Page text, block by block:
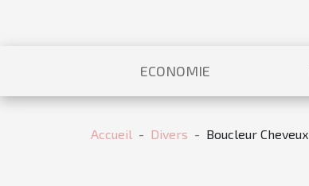
ECONOMIE
Accueil Divers Boucleur Cheveux